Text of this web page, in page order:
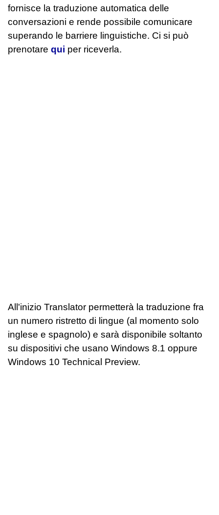
fornisce la traduzione automatica delle
conversazioni e rende possibile comunicare
superando le barriere linguistiche. Ci si può
prenotare qui per riceverla.
All'inizio Translator permetterà la traduzione fra
un numero ristretto di lingue (al momento solo
inglese e spagnolo) e sarà disponibile soltanto
su dispositivi che usano Windows 8.1 oppure
Windows 10 Technical Preview.